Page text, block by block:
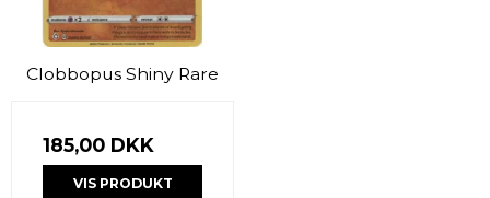
Clobbopus Shiny Rare
185,00 DKK
VIS PRODUKT